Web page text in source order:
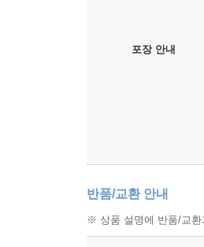
포장 안내
반품/교환 안내
※ 상품 설명에 반품/교환